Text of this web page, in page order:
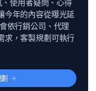
使用者疑問、心得
今年的內容從曝光延
依行銷公司、代理
求，客製規劃可執行
->